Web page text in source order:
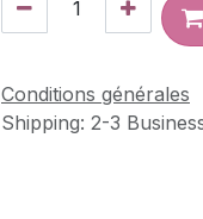
Conditions générales
Shipping: 2-3